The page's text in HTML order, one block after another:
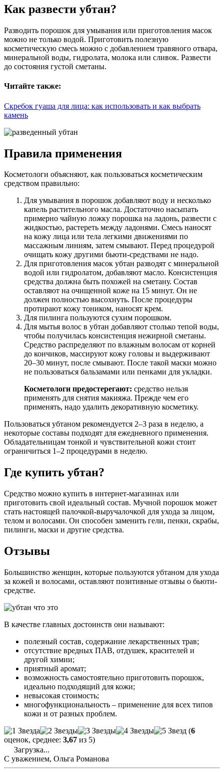
Как развести убтан?
Разводить порошок для умывания или приготовления масок
можно не только водой. Приготовить полезную
косметическую смесь можно с добавлением травяного отвара,
минеральной воды, гидролата, молока или сливок. Развести
до состояния густой сметаны.
Читайте также:
Скребок гуаша для лица: как использовать и как выбрать
камень
Правила применения
Косметологи объясняют, как пользоваться косметическим
средством правильно:
Для умывания в порошок добавляют воду и несколько
капель растительного масла. Достаточно насыпать
примерно чайную ложку порошка на ладонь, развести с
жидкостью, растереть между ладонями. Смесь наносят
на кожу лица или тела легкими движениями по
массажным линиям, затем смывают. Перед процедурой
очищать кожу другими бьюти-средствами не надо.
Для приготовления масок убтан разводят с минеральной
водой или гидролатом, добавляют масло. Консистенция
средства должна быть похожей на сметану. Состав
оставляют на очищенной коже на 15 минут. Он не
должен полностью высохнуть. После процедуры
протирают кожу тоником, наносят крем.
Для пилинга пользуются сухим порошком.
Для мытья волос в убтан добавляют столько тепой воды,
чтобы получилась консистенция нежирной сметаны.
Средство распределяют по влажным волосам от корней
до кончиков, массируют кожу головы и выдерживают
20–30 минут, после смывают. После такой маски можно
не пользоваться бальзамами или пенками для укладки.
Косметологи предостерегают: средство нельзя
применять для снятия макияжа. Прежде чем его
применять, надо удалить декоративную косметику.
Пользоваться убтаном рекомендуется 2–3 раза в неделю, а
некоторые составы подходят для ежедневного применения.
Обладательницам тонкой и чувствительной кожи стоит
ограничиться 1–2 процедурами в неделю.
Где купить убтан?
Средство можно купить в интернет-магазинах или
приготовить свой идеальный состав. Мучной порошок может
стать настоящей палочкой-выручалочкой для ухода за лицом,
телом и волосами. Он способен заменить гели, пенки, скрабы,
пилинги, маски и другие средства.
Отзывы
Большинство женщин, которые пользуются убтаном для ухода
за кожей и волосами, оставляют позитивные отзывы о бьюти-
средстве.
В качестве главных достоинств они называют:
полезный состав, содержание лекарственных трав;
отсутствие вредных ПАВ, отдушек, красителей и
другой химии;
приятный аромат;
возможность самостоятельно приготовить порошок,
идеально подходящий для кожи;
невысокая стоимость;
многофункциональность – применение для всех типов
кожи и от разных проблем.
(6
оценок, среднее: 3,67 из 5)
Загрузка...
С уважением, Ольга Романова